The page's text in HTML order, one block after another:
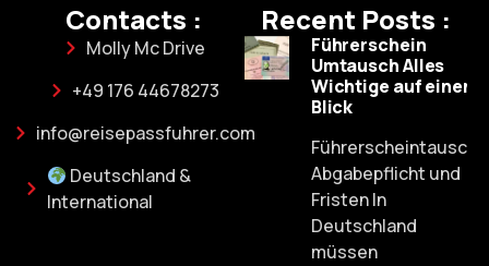
Contacts :
Molly Mc Drive
+49 176 44678273
info@reisepassfuhrer.com
Deutschland &
International
Recent Posts :
Führerschein
Umtausch Alles
Wichtige auf einen
Blick
Führerscheintausch:
Abgabepflicht und
Fristen In
Deutschland
müssen